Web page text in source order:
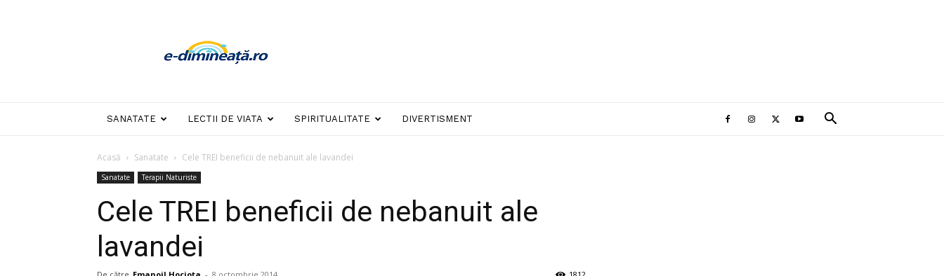
dimineata
SANATATE LECTII DE VIATA SPIRITUALITATE DIVERTISMENT
Acasă Sanatate Cele TREI beneficii de nebanuit ale lavandei
Sanatate Terapii Naturiste
Cele TREI beneficii de nebanuit ale
lavandei